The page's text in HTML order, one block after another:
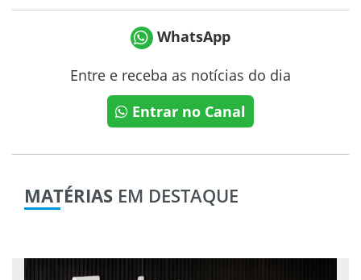
WhatsApp
Entre e receba as notícias do dia
Entrar no Canal
MATÉRIAS EM DESTAQUE